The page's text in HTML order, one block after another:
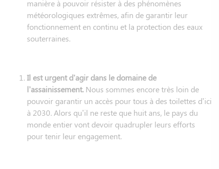
manière à pouvoir résister à des phénomènes
météorologiques extrêmes, afin de garantir leur
fonctionnement en continu et la protection des eaux
souterraines.
Il est urgent d’agir dans le domaine de
l’assainissement. Nous sommes encore très loin de
pouvoir garantir un accès pour tous à des toilettes d’ici
à 2030. Alors qu’il ne reste que huit ans, le pays du
monde entier vont devoir quadrupler leurs efforts
pour tenir leur engagement.